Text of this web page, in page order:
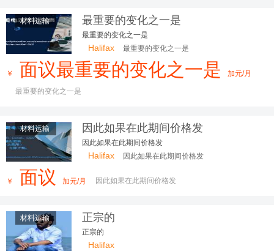
材料运输 最重要的变化之一是
最重要的变化之一是
Halifax 最重要的变化之一是
￥ 面议最重要的变化之一是 加元/月
最重要的变化之一是
材料运输 因此如果在此期间价格发
因此如果在此期间价格发
Halifax 因此如果在此期间价格发
￥ 面议 加元/月 因此如果在此期间价格发
材料运输 正宗的
正宗的
Halifax